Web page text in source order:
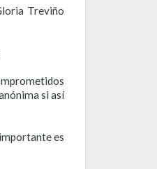
Treviño
si así
es